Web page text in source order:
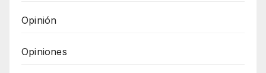
Opinión
Opiniones